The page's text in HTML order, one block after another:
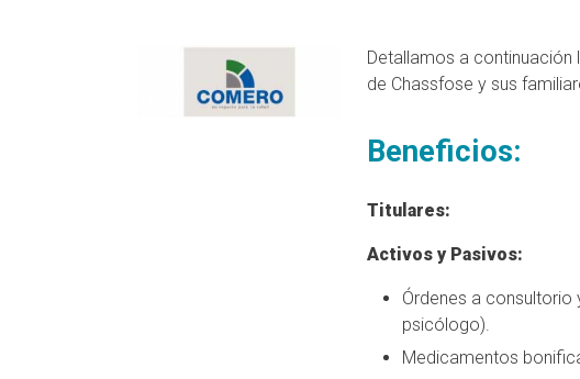
Detallamos a
de Chassfose y sus
Beneficios:
Titulares:
Activos y Pasivos:
Órdenes a
psicólogo).
Medicamentos